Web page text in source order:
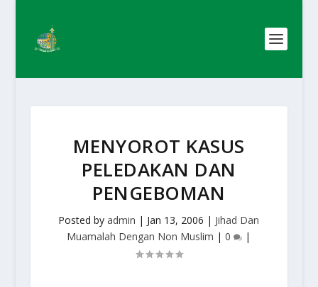
MENYOROT KASUS
PELEDAKAN DAN
PENGEBOMAN
Posted byadmin | Jan 13, 2006 | Jihad Dan
Muamalah Dengan Non Muslim |0 |